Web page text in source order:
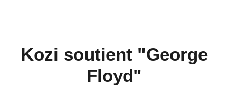
Kozi soutient "George
Floyd"